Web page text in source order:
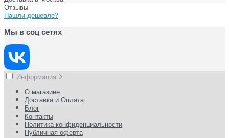
Отзывы
Нашли дешевле?
Мы в соц сетях
Информация
О магазине
Доставка и Оплата
Блог
Контакты
Политика конфиденциальности
Публичная оферта